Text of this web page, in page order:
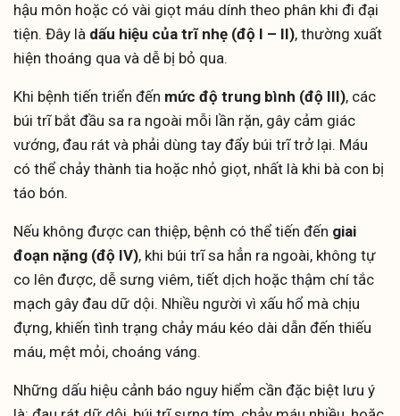
hậu môn hoặc có vài giọt máu dính theo phân khi đi đại
tiện. Đây là dấu hiệu của trĩ nhẹ (độ I – II), thường xuất
hiện thoáng qua và dễ bị bỏ qua.
Khi bệnh tiến triển đến mức độ trung bình (độ III), các
búi trĩ bắt đầu sa ra ngoài mỗi lần rặn, gây cảm giác
vướng, đau rát và phải dùng tay đẩy búi trĩ trở lại. Máu
có thể chảy thành tia hoặc nhỏ giọt, nhất là khi bà con bị
táo bón.
Nếu không được can thiệp, bệnh có thể tiến đến giai
đoạn nặng (độ IV), khi búi trĩ sa hẳn ra ngoài, không tự
co lên được, dễ sưng viêm, tiết dịch hoặc thậm chí tắc
mạch gây đau dữ dội. Nhiều người vì xấu hổ mà chịu
đựng, khiến tình trạng chảy máu kéo dài dẫn đến thiếu
máu, mệt mỏi, choáng váng.
Những dấu hiệu cảnh báo nguy hiểm cần đặc biệt lưu ý